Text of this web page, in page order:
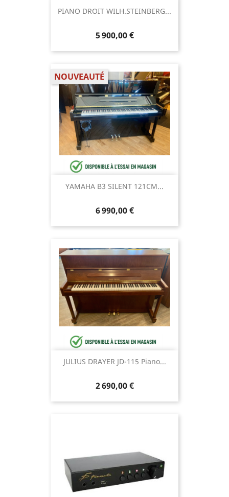
PIANO DROIT WILH.STEINBERG...
5 900,00 €
YAMAHA B3 SILENT 121CM...
6 990,00 €
NOUVEAUTÉ
JULIUS DRAYER JD-115 Piano...
2 690,00 €